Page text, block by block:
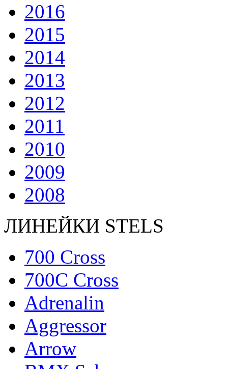
2016
2015
2014
2013
2012
2011
2010
2009
2008
ЛИНЕЙКИ STELS
700 Cross
700C Cross
Adrenalin
Aggressor
Arrow